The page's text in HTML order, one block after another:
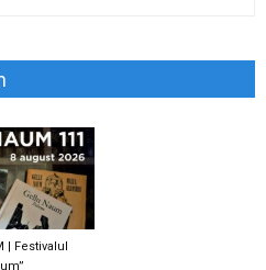
| Festivalul